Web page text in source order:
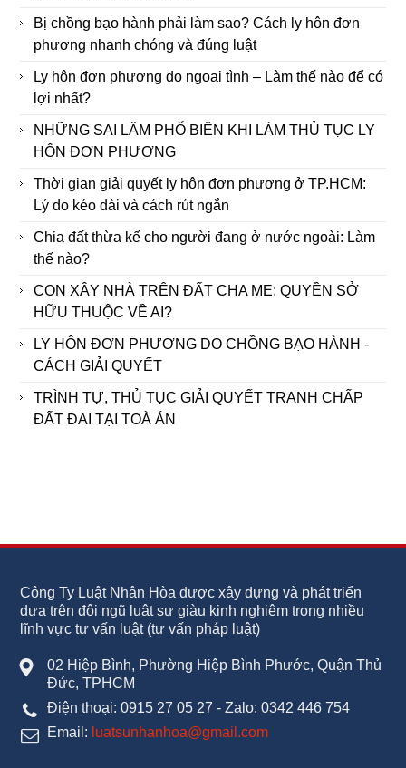
Bị chồng bạo hành phải làm sao? Cách ly hôn đơn
phương nhanh chóng và đúng luật
Ly hôn đơn phương do ngoại tình – Làm thế nào để có
lợi nhất?
NHỮNG SAI LẦM PHỔ BIẾN KHI LÀM THỦ TỤC LY
HÔN ĐƠN PHƯƠNG
Thời gian giải quyết ly hôn đơn phương ở TP.HCM:
Lý do kéo dài và cách rút ngắn
Chia đất thừa kế cho người đang ở nước ngoài: Làm
thế nào?
CON XÂY NHÀ TRÊN ĐẤT CHA MẸ: QUYỀN SỞ
HỮU THUỘC VỀ AI?
LY HÔN ĐƠN PHƯƠNG DO CHỒNG BẠO HÀNH -
CÁCH GIẢI QUYẾT
TRÌNH TỰ, THỦ TỤC GIẢI QUYẾT TRANH CHẤP
ĐẤT ĐAI TẠI TOÀ ÁN
Công Ty Luật Nhân Hòa được xây dựng và phát triển
dựa trên đội ngũ luật sư giàu kinh nghiệm trong nhiều
lĩnh vực tư vấn luật (tư vấn pháp luật)
02 Hiệp Bình, Phường Hiệp Bình Phước, Quận Thủ
Đức, TPHCM
Điện thoại: 0915 27 05 27 - Zalo: 0342 446 754
Email: luatsunhanhoa@gmail.com